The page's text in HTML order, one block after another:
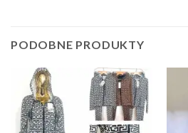
PODOBNE PRODUKTY